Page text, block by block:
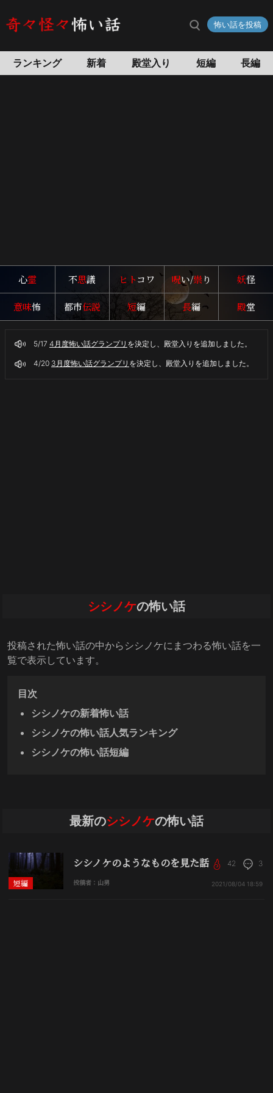
怖い話を投稿
ランキング 新着 殿堂入り 短編 長編
心霊 不思議 ヒトコワ 呪い/祟り 妖怪
意味怖 都市伝説 短編 長編 殿堂
5/17 4月度怖い話グランプリ を決定し、殿堂入りを追加しました。
4/20 3月度怖い話グランプリ を決定し、殿堂入りを追加しました。
シシノケの怖い話
投稿された怖い話の中からシシノケにまつわる怖い話を一
覧で表示しています。
目次
シシノケの新着怖い話
シシノケの怖い話人気ランキング
シシノケの怖い話短編
最新のシシノケの怖い話
短編
シシノケのようなものを見た話
投稿者：山男
42 3
2021/08/04 18:59